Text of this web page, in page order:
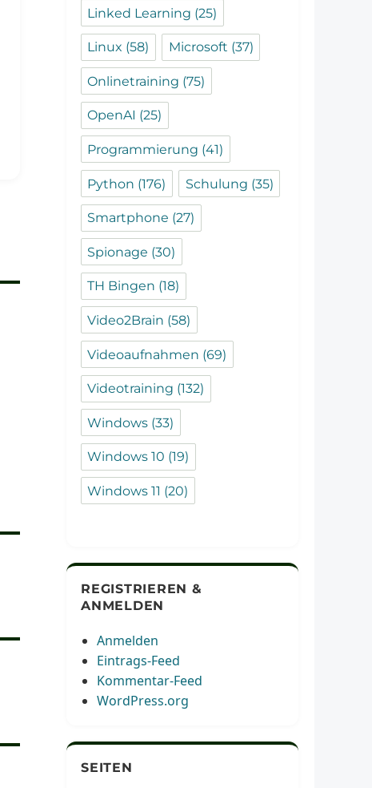
Linked Learning (25)
Linux (58) Microsoft (37)
Onlinetraining (75)
OpenAI (25)
Programmierung (41)
Python (176) Schulung (35)
Smartphone (27)
Spionage (30)
TH Bingen (18)
Video2Brain (58)
Videoaufnahmen (69)
Videotraining (132)
Windows (33)
Windows 10 (19)
Windows 11 (20)
REGISTRIEREN &
ANMELDEN
Anmelden
Eintrags-Feed
Kommentar-Feed
WordPress.org
SEITEN